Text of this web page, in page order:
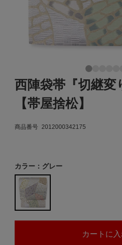
西陣袋帯『切継変
【帯屋捨松】
商品番号 2012000342175
カラー：グレー